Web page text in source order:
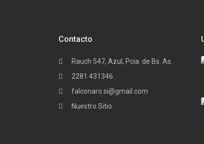
Contacto
Rauch 547, Azul, Pcia. de Bs. As.
2281 431346
falconaro.si@gmail.com
Nuestro Sitio